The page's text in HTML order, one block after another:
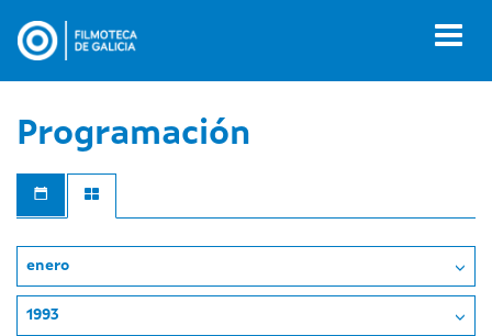
contenido
Programación
enero
1993